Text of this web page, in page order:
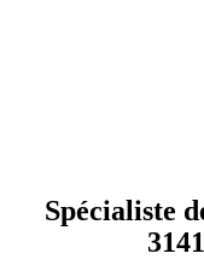
Spécialiste